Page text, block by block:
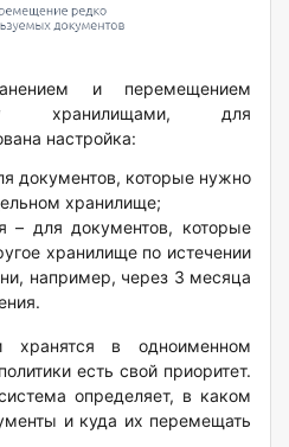
и перемещением
хранилищами, для
настройка:
документов, которые нужно
хранилище;
– для документов, которые
хранилище по истечении
например, через 3 месяца
хранятся в одноименном
есть свой приоритет.
определяет, в каком
и куда их перемещать